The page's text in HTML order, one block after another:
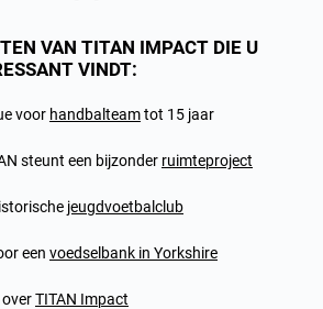
VAN TITAN IMPACT DIE U
VINDT:
voor handbalteamtot 15 jaar
steunt een bijzonder ruimteproject
jeugdvoetbalclub
een voedselbank in Yorkshire
TITAN Impact